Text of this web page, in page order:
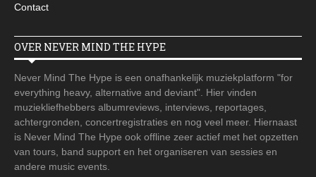
Contact
OVER NEVER MIND THE HYPE
Never Mind The Hype is een onafhankelijk muziekplatform "for
everything heavy, alternative and deviant". Hier vinden
muziekliefhebbers albumreviews, interviews, reportages,
achtergronden, concertregistraties en nog veel meer. Hiernaast
is Never Mind The Hype ook offline zeer actief met het opzetten
van tours, band support en het organiseren van sessies en
andere music events.